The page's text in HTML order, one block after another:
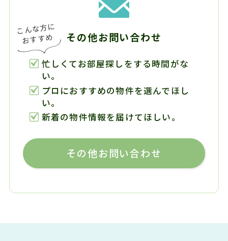
その他お問い合わせ
忙しくてお部屋探しをする時間がな
い。
プロにおすすめの物件を選んでほし
い。
新着の物件情報を届けてほしい。
その他お問い合わせ